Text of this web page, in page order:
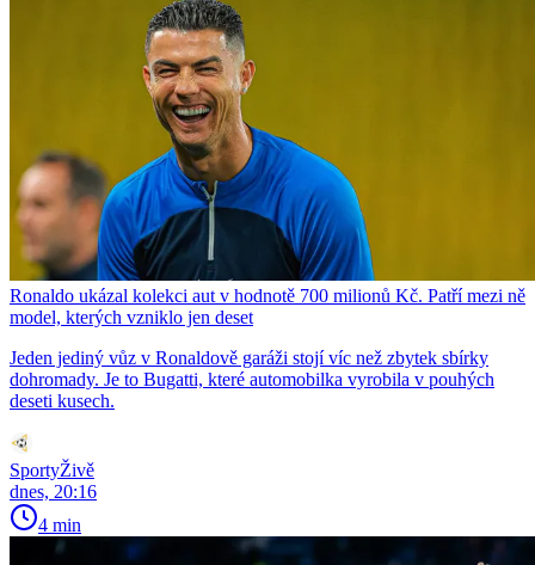
Ronaldo ukázal kolekci aut v hodnotě 700 milionů Kč. Patří mezi ně
model, kterých vzniklo jen deset
Jeden jediný vůz v Ronaldově garáži stojí víc než zbytek sbírky
dohromady. Je to Bugatti, které automobilka vyrobila v pouhých
deseti kusech.
SportyŽivě
dnes, 20:16
4 min